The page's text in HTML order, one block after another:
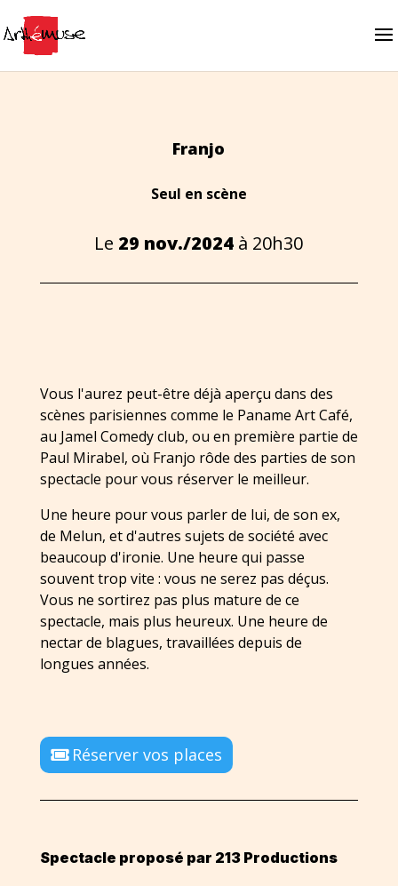
Franjo
Seul en scène
Le 29 nov./2024 à 20h30
Vous l'aurez peut-être déjà aperçu dans des
scènes parisiennes comme le Paname Art Café,
au Jamel Comedy club, ou en première partie de
Paul Mirabel, où Franjo rôde des parties de son
spectacle pour vous réserver le meilleur.
Une heure pour vous parler de lui, de son ex,
de Melun, et d'autres sujets de société avec
beaucoup d'ironie. Une heure qui passe
souvent trop vite : vous ne serez pas déçus.
Vous ne sortirez pas plus mature de ce
spectacle, mais plus heureux. Une heure de
nectar de blagues, travaillées depuis de
longues années.
Réserver vos places
Spectacle proposé par 213 Productions